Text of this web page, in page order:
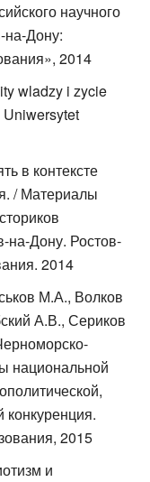
научного
на-Дону:
2014
wladzy i zycie
в контексте
/ Материалы
на-Дону. Ростов-
2014
М.А., Волков
А.В., Сериков
национальной
конкуренция.
2015
и